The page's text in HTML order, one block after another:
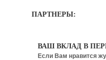
ПАРТНЕРЫ:
ВАШ ВКЛАД В
Если Вам нравится